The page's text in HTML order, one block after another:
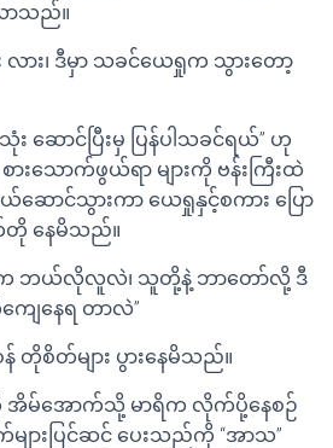
ာသည်။
လား၊ ဒီမှာ သခင်ယေရှုက သွားတော့
၊ သုံး ဆောင်ပြီးမှ ပြန်ပါသခင်ရယ်” ဟု
ားသောက်ဖွယ်ရာ များကို ဗန်းကြီးထဲ
ာင်သွားကာ ယေရှုနှင့်စကား ပြော
တို နေမိသည်။
ဘယ်လိုလူလဲ၊ သူတို့နဲ့ ဘာတော်လို့ ဒီ
ေနေရ တာလဲ”
န် တိုစိတ်များ ပွားနေမိသည်။
အိမ်အောက်သို့ မာရိက လိုက်ပို့နေစဉ်
ျားပြင်ဆင် ပေးသည်ကို “အာသ”